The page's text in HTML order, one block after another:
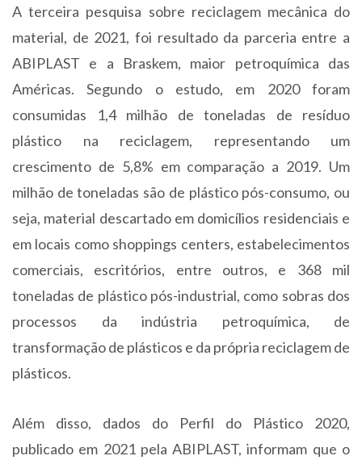
A terceira pesquisa sobre reciclagem mecânica do
material, de 2021, foi resultado da parceria entre a
ABIPLAST e a Braskem, maior petroquímica das
Américas. Segundo o estudo, em 2020 foram
consumidas 1,4 milhão de toneladas de resíduo
plástico na reciclagem, representando um
crescimento de 5,8% em comparação a 2019. Um
milhão de toneladas são de plástico pós-consumo, ou
seja, material descartado em domicílios residenciais e
em locais como shoppings centers, estabelecimentos
comerciais, escritórios, entre outros, e 368 mil
toneladas de plástico pós-industrial, como sobras dos
processos da indústria petroquímica, de
transformação de plásticos e da própria reciclagem de
plásticos.
Além disso, dados do Perfil do Plástico 2020,
publicado em 2021 pela ABIPLAST, informam que o